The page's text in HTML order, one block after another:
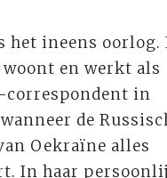
het ineens oorlog.
woont en werkt als
correspondent in
de
Oekraïne alles
In haar